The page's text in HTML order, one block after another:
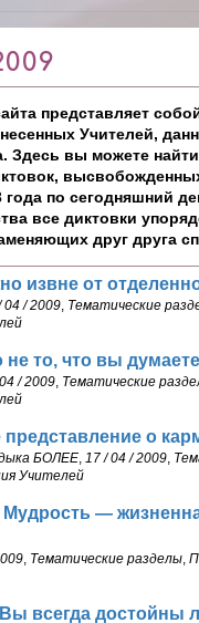
представляет
Учителей,
Здесь вы можете
года по сегодняшний
все диктовки
друг друга
извне от
04 / 2009 Тематические
не то, что вы думаете
/ 2009 Тематические
о
БОЛЕЕ 17 / 04 / 2009
Учителей
Мудрость —
Тематические разделы ,
всегда достойны